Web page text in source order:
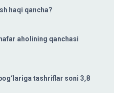
haqi qancha?
aholining qanchasi
tashriflar soni 3,8